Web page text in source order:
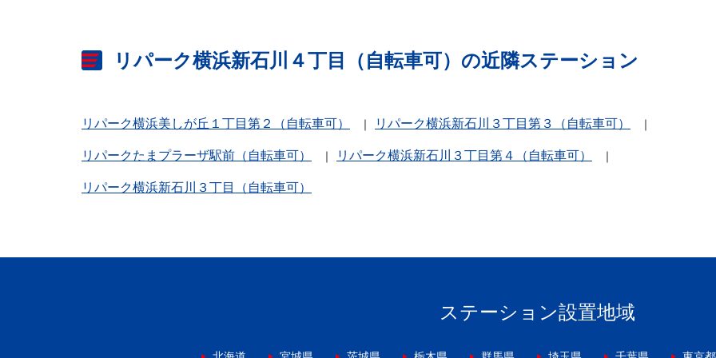
リパーク横浜新石川４丁目（自転車可）の近隣ステーション
リパーク横浜美しが丘１丁目第２（自転車可） リパーク横浜新石川３丁目第３（自転車可）
リパークたまプラーザ駅前（自転車可） リパーク横浜新石川３丁目第４（自転車可）
リパーク横浜新石川３丁目（自転車可）
ステーション設置地域